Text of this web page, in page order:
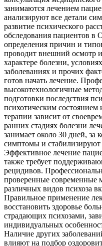
занимаются лечением
анализируют все детали
развитие психического
обследования пациентов в
определения причин и
проводит внешний осмотр
характере болезни,
заболеваниях и прочих
готов начать лечение.
высокотехнологичные
подготовки последствия
психотическим состоянием
терапии зависит от
ранних стадиях болезни
занимает около 30 дней, за
симптомы и стабилизируют
Эффективное лечение
также требует
рецидивов.
проверенные современные
различных видов психоза
Правильное применение
восстановить здоровье
страдающих психозами,
индивидуальных
Наличие других
влияют на подбор